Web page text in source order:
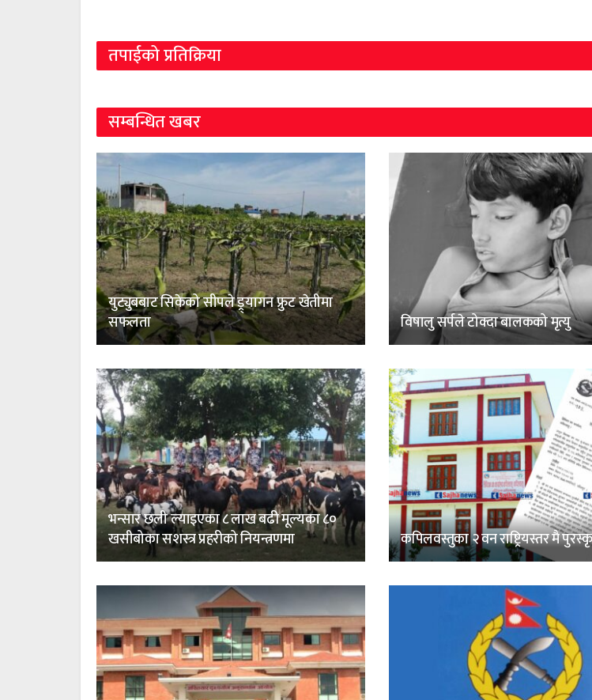
तपाईको प्रतिक्रिया
सम्बन्धित खबर
युट्युबबाट सिकेको सीपले ड्र्यागन फ्रुट खेतीमा
सफलता
विषालु सर्पले टोक्दा बालकको मृत्यु
भन्सार छली ल्याइएका ८ लाख बढी मूल्यका ८०
खसीबोका सशस्त्र प्रहरीको नियन्त्रणमा
कपिलवस्तुका २ वन राष्ट्रियस्तर मै